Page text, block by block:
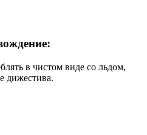
в чистом виде со льдом,
дижестива.